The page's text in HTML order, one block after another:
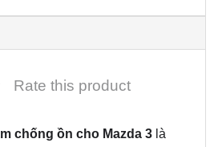
chống ồn cho Mazda 3
tuy nhiên Mazda 3 vẫn có